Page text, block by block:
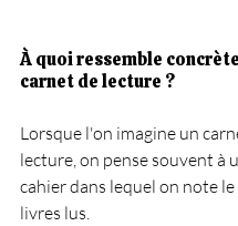
À quoi ressemble
carnet de lecture ?
Lorsque l'on imagine un
lecture, on pense souvent à
cahier dans lequel on note
livres lus.